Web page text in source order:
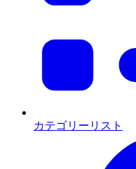
カテゴリーリスト